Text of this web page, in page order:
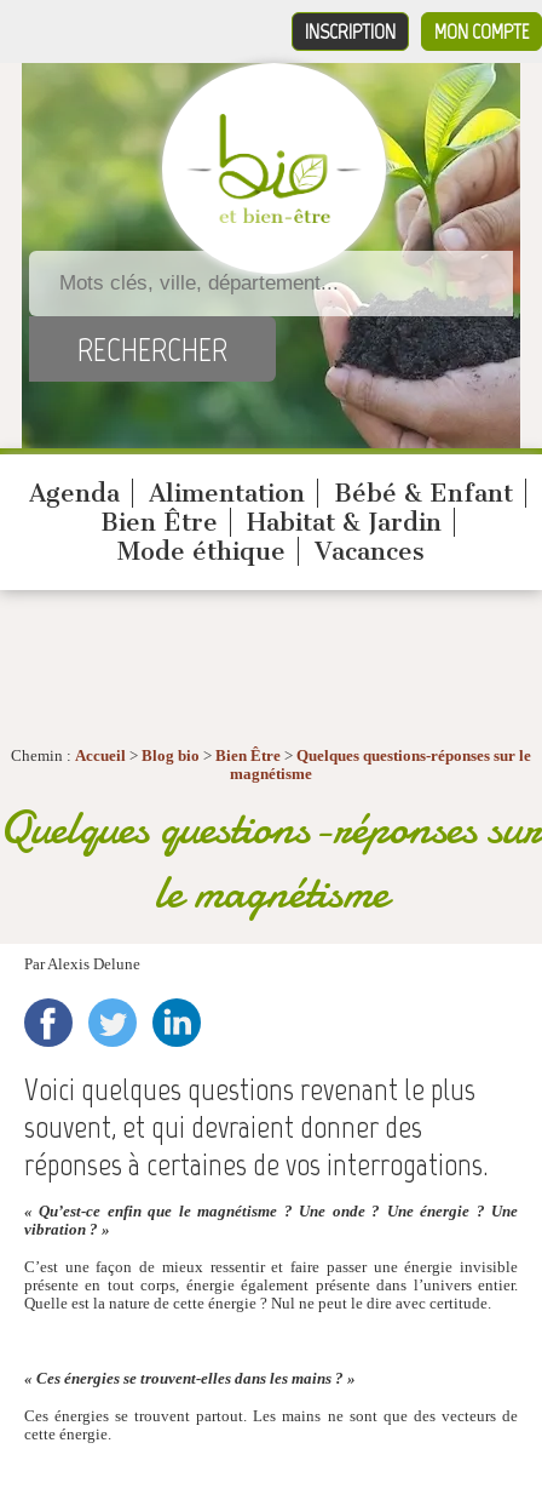
MON COMPTE
INSCRIPTION
Agenda Alimentation
Bébé & Enfant
Bien Être
Habitat & Jardin
Mode éthique
Vacances
Chemin : Accueil > Blog bio > Bien Être > Quelques questions-réponses sur le
magnétisme
Quelques questions-réponses sur
le magnétisme
ParAlexis Delune
Voici quelques questions revenant le plus
souvent, et qui devraient donner des
réponses à certaines de vos interrogations.
« Qu’est-ce enfin que le magnétisme ? Une onde ? Une énergie ? Une
vibration ? »
C’est une façon de mieux ressentir et faire passer une énergie invisible
présente en tout corps, énergie également présente dans l’univers entier.
Quelle est la nature de cette énergie ? Nul ne peut le dire avec certitude.
« Ces énergies se trouvent-elles dans les mains ? »
Ces énergies se trouvent partout. Les mains ne sont que des vecteurs de
cette énergie.